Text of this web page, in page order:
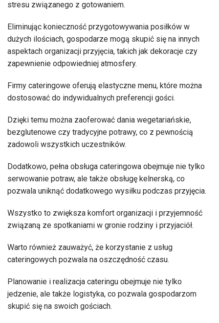
stresu związanego z gotowaniem.
Eliminując konieczność przygotowywania posiłków w
dużych ilościach, gospodarze mogą skupić się na innych
aspektach organizacji przyjęcia, takich jak dekoracje czy
zapewnienie odpowiedniej atmosfery.
Firmy cateringowe oferują elastyczne menu, które można
dostosować do indywidualnych preferencji gości.
Dzięki temu można zaoferować dania wegetariańskie,
bezglutenowe czy tradycyjne potrawy, co z pewnością
zadowoli wszystkich uczestników.
Dodatkowo, pełna obsługa cateringowa obejmuje nie tylko
serwowanie potraw, ale także obsługę kelnerską, co
pozwala uniknąć dodatkowego wysiłku podczas przyjęcia.
Wszystko to zwiększa komfort organizacji i przyjemność
związaną ze spotkaniami w gronie rodziny i przyjaciół.
Warto również zauważyć, że korzystanie z usług
cateringowych pozwala na oszczędność czasu.
Planowanie i realizacja cateringu obejmuje nie tylko
jedzenie, ale także logistyka, co pozwala gospodarzom
skupić się na swoich gościach.